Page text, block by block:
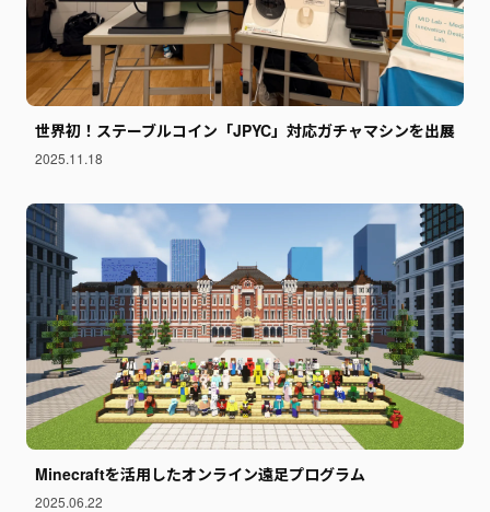
世界初！ステーブルコイン「JPYC」対応ガチャマシンを出展
2025.11.18
Minecraftを活用したオンライン遠足プログラム
2025.06.22